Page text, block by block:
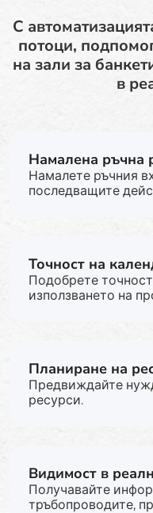
С
потоци,
на зали за
в
Намалена ръчна
Намалете ръчния
последващите
Точност на
Подобрете
използването на
Планиране на
Предвиждайте
ресурси.
Видимост в
Получавайте
тръбопроводите,